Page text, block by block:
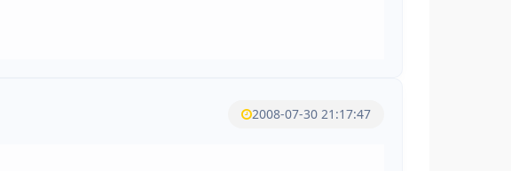
2008-07-30 21:17:47